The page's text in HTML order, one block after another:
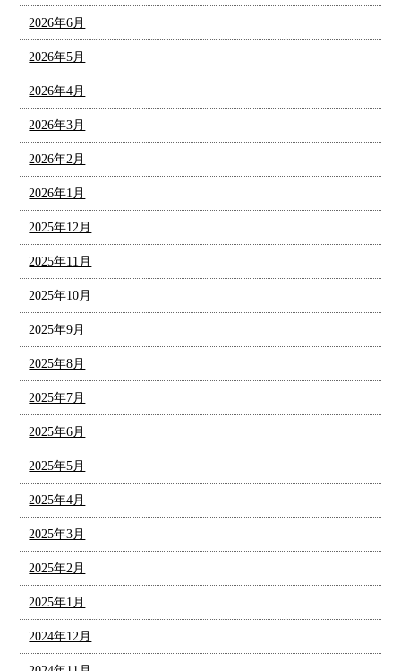
2026年6月
2026年5月
2026年4月
2026年3月
2026年2月
2026年1月
2025年12月
2025年11月
2025年10月
2025年9月
2025年8月
2025年7月
2025年6月
2025年5月
2025年4月
2025年3月
2025年2月
2025年1月
2024年12月